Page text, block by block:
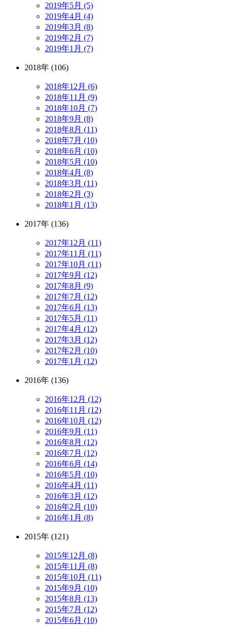
2019年5月 (5)
2019年4月 (4)
2019年3月 (8)
2019年2月 (7)
2019年1月 (7)
2018年 (106)
2018年12月 (6)
2018年11月 (9)
2018年10月 (7)
2018年9月 (8)
2018年8月 (11)
2018年7月 (10)
2018年6月 (10)
2018年5月 (10)
2018年4月 (8)
2018年3月 (11)
2018年2月 (3)
2018年1月 (13)
2017年 (136)
2017年12月 (11)
2017年11月 (11)
2017年10月 (11)
2017年9月 (12)
2017年8月 (9)
2017年7月 (12)
2017年6月 (13)
2017年5月 (11)
2017年4月 (12)
2017年3月 (12)
2017年2月 (10)
2017年1月 (12)
2016年 (136)
2016年12月 (12)
2016年11月 (12)
2016年10月 (12)
2016年9月 (11)
2016年8月 (12)
2016年7月 (12)
2016年6月 (14)
2016年5月 (10)
2016年4月 (11)
2016年3月 (12)
2016年2月 (10)
2016年1月 (8)
2015年 (121)
2015年12月 (8)
2015年11月 (8)
2015年10月 (11)
2015年9月 (10)
2015年8月 (13)
2015年7月 (12)
2015年6月 (10)